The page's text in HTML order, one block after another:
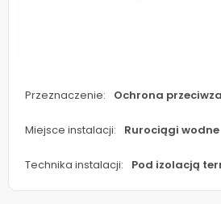
Przeznaczenie: Ochrona
Miejsce instalacji: Rurociągi wodne
Technika instalacji: Pod izolacją